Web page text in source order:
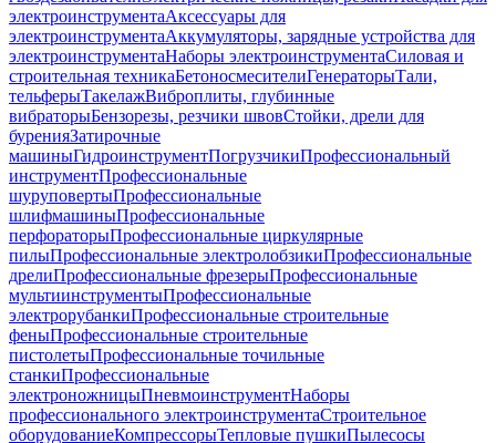
электроинструментаАксессуары для
электроинструментаАккумуляторы, зарядные устройства для
электроинструментаНаборы электроинструментаСиловая и
строительная техникаБетоносмесителиГенераторыТали,
тельферыТакелажВиброплиты, глубинные
вибраторыБензорезы, резчики швовСтойки, дрели для
буренияЗатирочные
машиныГидроинструментПогрузчикиПрофессиональный
инструментПрофессиональные
шуруповертыПрофессиональные
шлифмашиныПрофессиональные
перфораторыПрофессиональные циркулярные
пилыПрофессиональные электролобзикиПрофессиональные
дрелиПрофессиональные фрезерыПрофессиональные
мультиинструментыПрофессиональные
электрорубанкиПрофессиональные строительные
феныПрофессиональные строительные
пистолетыПрофессиональные точильные
станкиПрофессиональные
электроножницыПневмоинструментНаборы
профессионального электроинструментаСтроительное
оборудованиеКомпрессорыТепловые пушкиПылесосы